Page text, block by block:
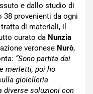
e dallo studio di
provenienti da ogni
di materiali, il
curato da Nunzia
veronese Nurò,
“Sono partita dai
merletti, poi ho
gioielleria
diverse soluzioni con